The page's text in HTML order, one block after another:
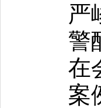
严
警
在
案